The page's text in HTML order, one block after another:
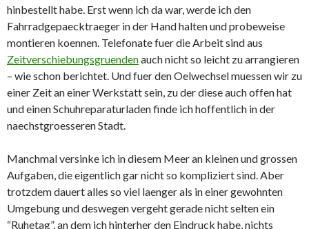
hinbestellt habe. Erst wenn ich da war, werde ich den
Fahrradgepaecktraeger in der Hand halten und probeweise
montieren koennen. Telefonate fuer die Arbeit sind aus
Zeitverschiebungsgruendenauch nicht so leicht zu arrangieren
– wie schon berichtet. Und fuer den Oelwechsel muessen wir zu
einer Zeit an einer Werkstatt sein, zu der diese auch offen hat
und einen Schuhreparaturladen finde ich hoffentlich in der
naechstgroesseren Stadt.
Manchmal versinke ich in diesem Meer an kleinen und grossen
Aufgaben, die eigentlich gar nicht so kompliziert sind. Aber
trotzdem dauert alles so viel laenger als in einer gewohnten
Umgebung und deswegen vergeht gerade nicht selten ein
“Ruhetag”, an dem ich hinterher den Eindruck habe, nichts